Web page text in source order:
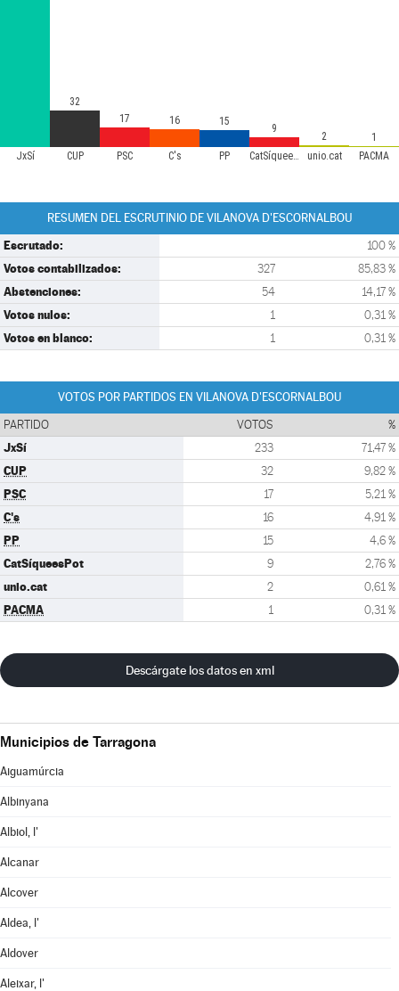
JxSí CUP PSC C's PP CatSíqueesPot unio.cat PACMA
32
17
16 15
9
2 1
RESUMEN DEL ESCRUTINIO DE VILANOVA D'ESCORNALBOU
Escrutado: 100 %
Votos contabilizados: 327 85,83 %
Abstenciones: 54 14,17 %
Votos nulos: 1 0,31 %
Votos en blanco: 1 0,31 %
VOTOS POR PARTIDOS EN VILANOVA D'ESCORNALBOU
PARTIDO VOTOS %
JxSí 233 71,47 %
CUP 32 9,82 %
PSC 17 5,21 %
C's 16 4,91 %
PP 15 4,6 %
CatSíqueesPot 9 2,76 %
unio.cat 2 0,61 %
PACMA 1 0,31 %
Descárgate los datos en xml
Municipios de Tarragona
Aiguamúrcia
Albinyana
Albiol, l'
Alcanar
Alcover
Aldea, l'
Aldover
Aleixar, l'